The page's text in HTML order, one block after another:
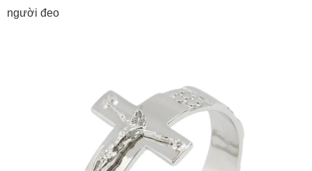
người đeo